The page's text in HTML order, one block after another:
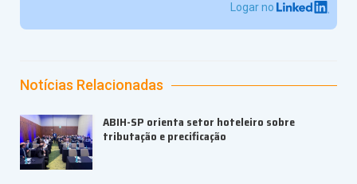
Logar no
Notícias Relacionadas
ABIH-SP orienta setor hoteleiro sobre
tributação e precificação